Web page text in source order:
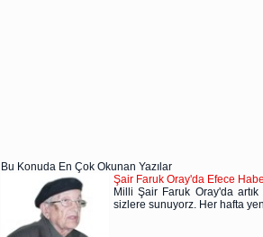
Bu Konuda En Çok Okunan Yazılar
Şair Faruk Oray'da Efece
Milli Şair Faruk Oray'da
sizlere sunuyorz. Her hafta